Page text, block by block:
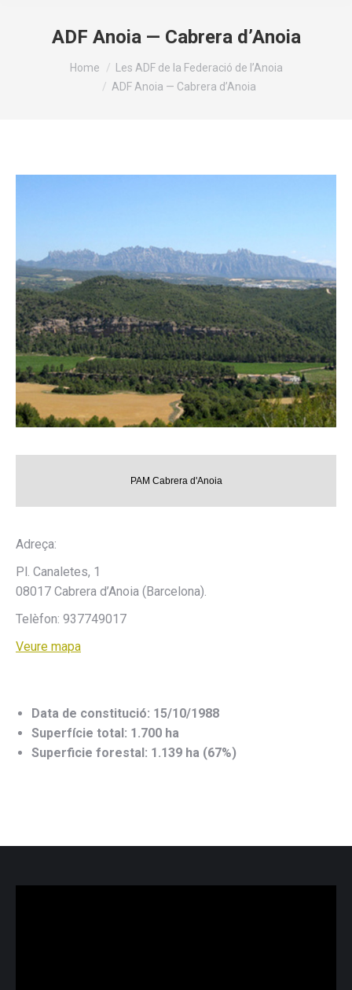
ADF Anoia — Cabrera d’Anoia
You are here:Home
Les ADF de la Federació de l’Anoia
ADF Anoia — Cabrera d’Anoia
PAM Cabrera d'Anoia
Adreça:
Pl. Canaletes, 1
08017 Cabrera d’Anoia (Barcelona).
Telèfon: 937749017
Veure mapa
Data de constitució: 15/10/1988
Superfície total: 1.700 ha
Superficie forestal: 1.139 ha (67%)